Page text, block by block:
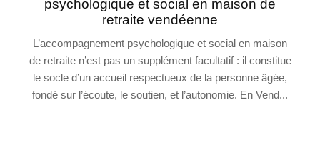
psychologique et social en maison de
retraite vendéenne
L’accompagnement psychologique et social en maison
de retraite n’est pas un supplément facultatif : il constitue
le socle d’un accueil respectueux de la personne âgée,
fondé sur l’écoute, le soutien, et l’autonomie. En Vend...